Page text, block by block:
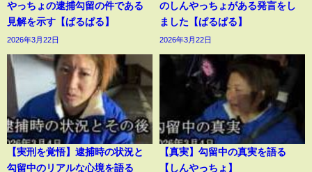
やっちょの逮捕勾留の件である
見解を示す【ぱるぱる】
2026年3月22日
のしんやっちょがある発言をし
ました【ぱるぱる】
2026年3月22日
【実刑を覚悟】逮捕時の状況と
勾留中のリアルな心境を語る
【真実】勾留中の真実を語る
【しんやっちょ】